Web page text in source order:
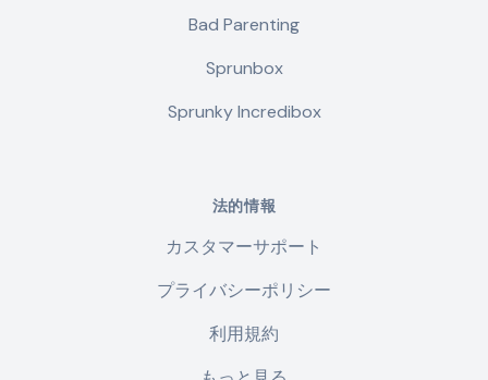
Bad Parenting
Sprunbox
Sprunky Incredibox
法的情報
カスタマーサポート
プライバシーポリシー
利用規約